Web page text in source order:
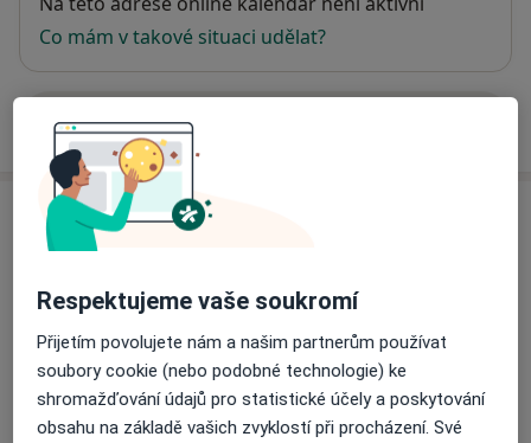
Co mám v takové situaci udělat?
Názory
20 názorů
Respektujeme vaše soukromí
Přijetím povolujete nám a našim partnerům používat
soubory cookie (nebo podobné technologie) ke
shromažďování údajů pro statistické účely a poskytování
obsahu na základě vašich zvyklostí při procházení. Své